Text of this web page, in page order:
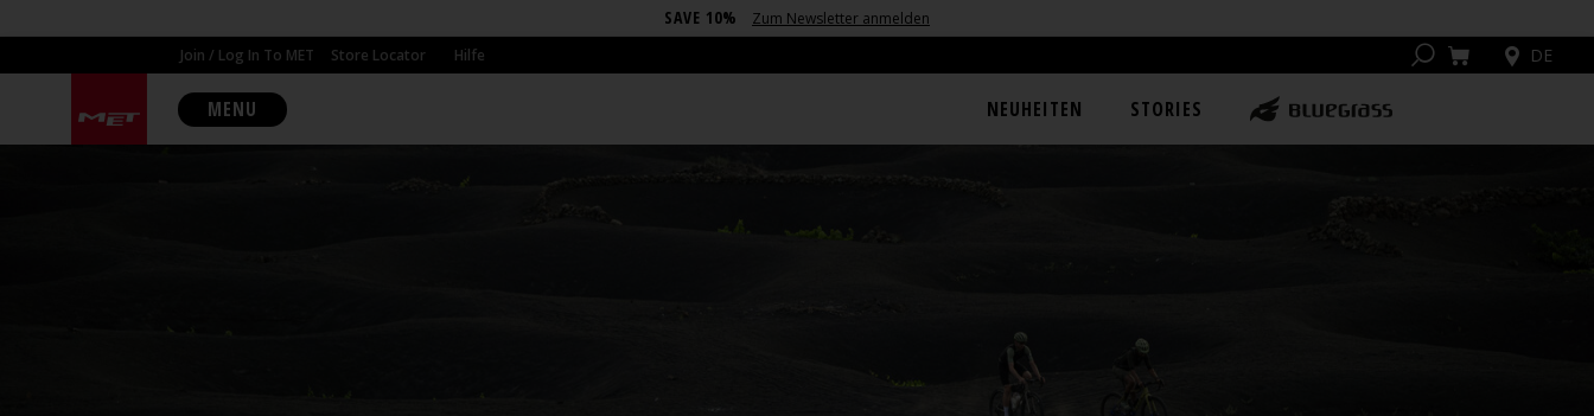
SAVE 10% Zum Newsletter anmelden
MENU NEUHEITEN STORIES
Join / Log In To MET Store Locator Hilfe DE